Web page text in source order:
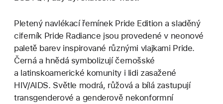
Pletený navlékací řemínek Pride Edition a sladěný
ciferník Pride Radiance jsou provedené v neonové
paletě barev inspirované různými vlajkami Pride.
Černá a hnědá symbolizují černošské
a latinskoamerické komunity i lidi zasažené
HIV/AIDS. Světle modrá, růžová a bílá zastupují
transgenderové a genderově nekonformní